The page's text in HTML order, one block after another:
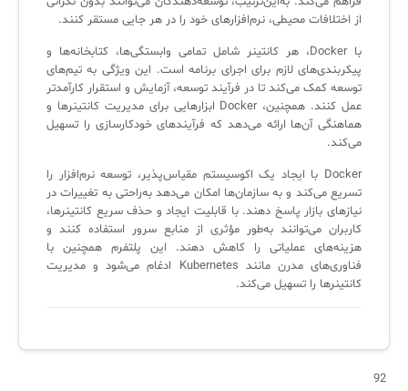
از اختلافات محیطی، نرم‌افزارهای خود را در هر جایی مستقر کنند.
با Docker، هر کانتینر شامل تمامی وابستگی‌ها، کتابخانه‌ها و
پیکربندی‌های لازم برای اجرای برنامه است. این ویژگی به تیم‌های
توسعه کمک می‌کند تا در فرآیند توسعه، آزمایش و استقرار کارآمدتر
عمل کنند. همچنین، Docker ابزارهایی برای مدیریت کانتینرها و
هماهنگی آن‌ها ارائه می‌دهد که فرآیندهای خودکارسازی را تسهیل
می‌کند.
Docker با ایجاد یک اکوسیستم مقیاس‌پذیر، توسعه نرم‌افزار را
تسریع می‌کند و به سازمان‌ها امکان می‌دهد به‌راحتی به تغییرات در
نیازهای بازار پاسخ دهند. با قابلیت ایجاد و حذف سریع کانتینرها،
کاربران می‌توانند به‌طور مؤثری از منابع سرور استفاده کنند و
هزینه‌های عملیاتی را کاهش دهند. این پلتفرم همچنین با
فناوری‌های مدرن مانند Kubernetes ادغام می‌شود و مدیریت
کانتینرها را تسهیل می‌کند.
92
✦
مدیریت خدمات سازمانی
سرویس دسک پلاس MSP
AD360
◆
Log360 ابزار SIEM
✦
مدیریت خدمات منابع انسانی
CIs Control
✦
آموزش سیستم مدیریت خدمات فناوری اطلاعات
نکته‌های کلیدی برای مدیر انفورماتیک
ITIL & SDP
◆
آموزش فارسی ITIL4
لیست دوره‌ها
مقالات آموزشی